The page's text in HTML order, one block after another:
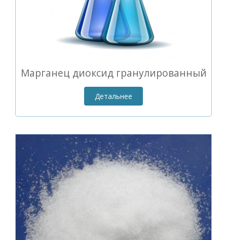
Марганец диоксид гранулированный
Детальнее